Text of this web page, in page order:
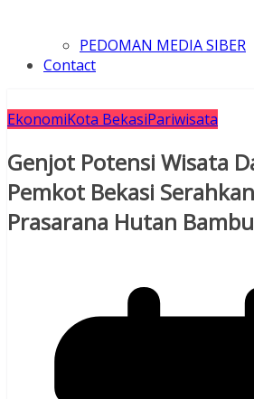
PEDOMAN MEDIA SIBER
Contact
EkonomiKota BekasiPariwisata
Genjot Potensi Wisata
Pemkot Bekasi
Prasarana Hutan Bambu